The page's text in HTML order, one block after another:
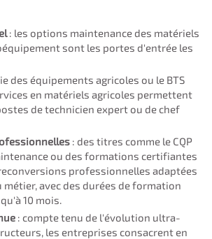
: les options maintenance des matériels
sont les portes d'entrée les
des équipements agricoles ou le BTS
en matériels agricoles permettent
de technicien expert ou de chef
: des titres comme le CQP
ou des formations certifiantes
professionnelles adaptées
métier, avec des durées de formation
10 mois.
: compte tenu de l'évolution ultra-
les entreprises consacrent en